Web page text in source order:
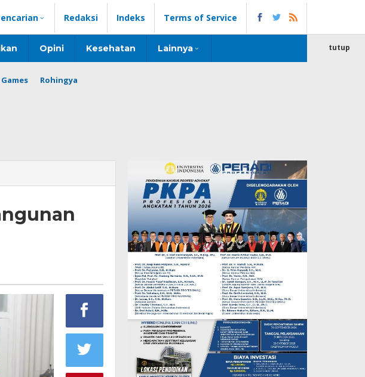
Redaksi Indeks Terms of Service
Opini Kesehatan Lainnya
Games Rohingya
tutup